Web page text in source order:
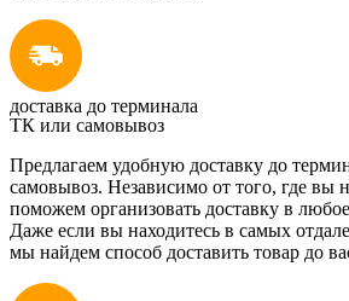
доставка до терминала
ТК или самовывоз
Предлагаем удобную доставку до
самовывоз. Независимо от того, где вы
поможем организовать доставку в
Даже если вы находитесь в самых
мы найдем способ доставить товар до